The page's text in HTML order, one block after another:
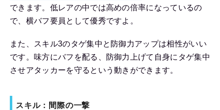
できます。低レアの中では高めの倍率になっているの
で、横バフ要員として優秀ですよ。
また、スキル3のタゲ集中と防御力アップは相性がいい
です。味方にバフを配る、防御力上げて自身にタゲ集中
させアタッカーを守るという動きができます。
スキル：間際の一撃